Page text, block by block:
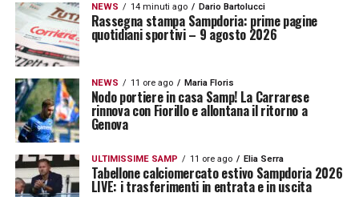
NEWS 14 minuti ago Dario Bartolucci
Rassegna stampa Sampdoria: prime pagine
quotidiani sportivi – 9 agosto 2026
NEWS 11 ore ago Maria Floris
Nodo portiere in casa Samp! La Carrarese
rinnova con Fiorillo e allontana il ritorno a
Genova
ULTIMISSIME SAMP 11 ore ago Elia Serra
Tabellone calciomercato estivo Sampdoria 2026
LIVE: i trasferimenti in entrata e in uscita